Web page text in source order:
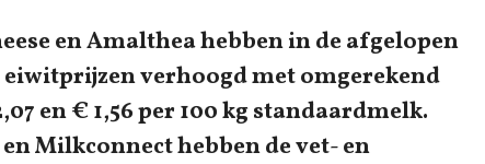
en Amalthea hebben in de afgelopen
eiwitprijzen verhoogd met omgerekend
en € 1,56 per 100 kg standaardmelk.
Milkconnect hebben de vet- en